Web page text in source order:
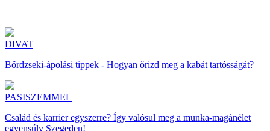
DIVAT
Bőrdzseki-ápolási tippek - Hogyan őrizd meg a kabát tartósságát?
PASISZEMMEL
Család és karrier egyszerre? Így valósul meg a munka-magánélet
egyensúly Szegeden!